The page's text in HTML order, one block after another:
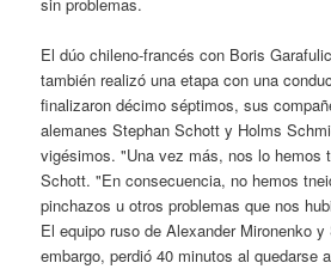
El dúo chileno-francés con Boris
también realizó una etapa con una
finalizaron décimo séptimos, sus
alemanes Stephan Schott y Holms
vigésimos. "Una vez más, nos lo hemos
Schott. "En consecuencia, no hemos
pinchazos u otros problemas que nos
El equipo ruso de Alexander Mironenko
embargo, perdió 40 minutos al quedarse